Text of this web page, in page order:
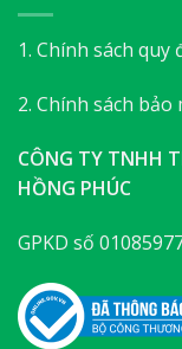
1. Chính sách quy
2. Chính sách
CÔNG TY TNHH
HỒNG PHÚC
GPKD số